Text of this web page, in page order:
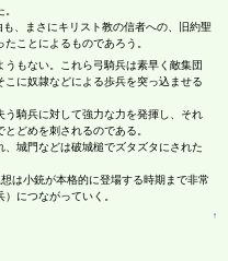
、まさにキリスト教の信者への、旧約聖
ことによるものであろう。
もない。これら弓騎兵は素早く敵集団
に奴隷などによる歩兵を突っ込ませる
騎兵に対して強力な力を発揮し、それ
どめを刺されるのである。
城門などは破城槌でズタズタにされた
は小銃が本格的に登場する時期まで非常
につながっていく。
↑